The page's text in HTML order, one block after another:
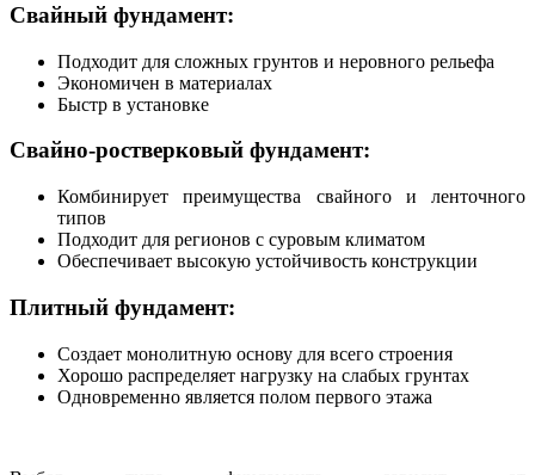
Свайный фундамент:
Подходит для сложных грунтов и неровного рельефа
Экономичен в материалах
Быстр в установке
Свайно-ростверковый фундамент:
Комбинирует преимущества свайного и ленточного
типов
Подходит для регионов с суровым климатом
Обеспечивает высокую устойчивость конструкции
Плитный фундамент:
Создает монолитную основу для всего строения
Хорошо распределяет нагрузку на слабых грунтах
Одновременно является полом первого этажа